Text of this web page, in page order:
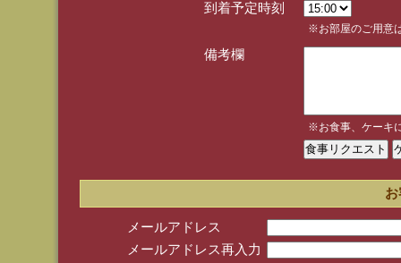
到着予定時刻
※お部屋のご用意
備考欄
※お食事、ケーキ
メールアドレス
メールアドレス再入力